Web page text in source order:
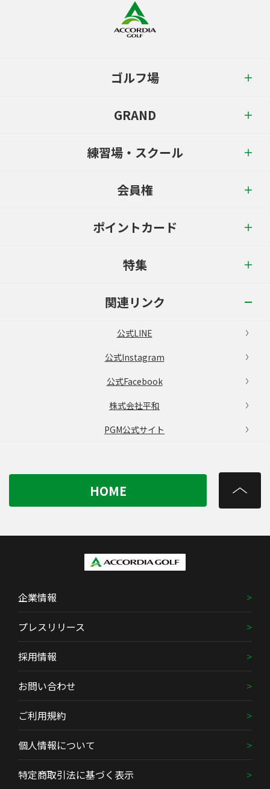
ゴルフ場
GRAND
練習場・スクール
会員権
ポイントカード
特集
関連リンク
公式LINE
公式Instagram
公式Facebook
株式会社平和
PGM公式サイト
HOME
企業情報
プレスリリース
採用情報
お問い合わせ
ご利用規約
個人情報について
特定商取引法に基づく表示